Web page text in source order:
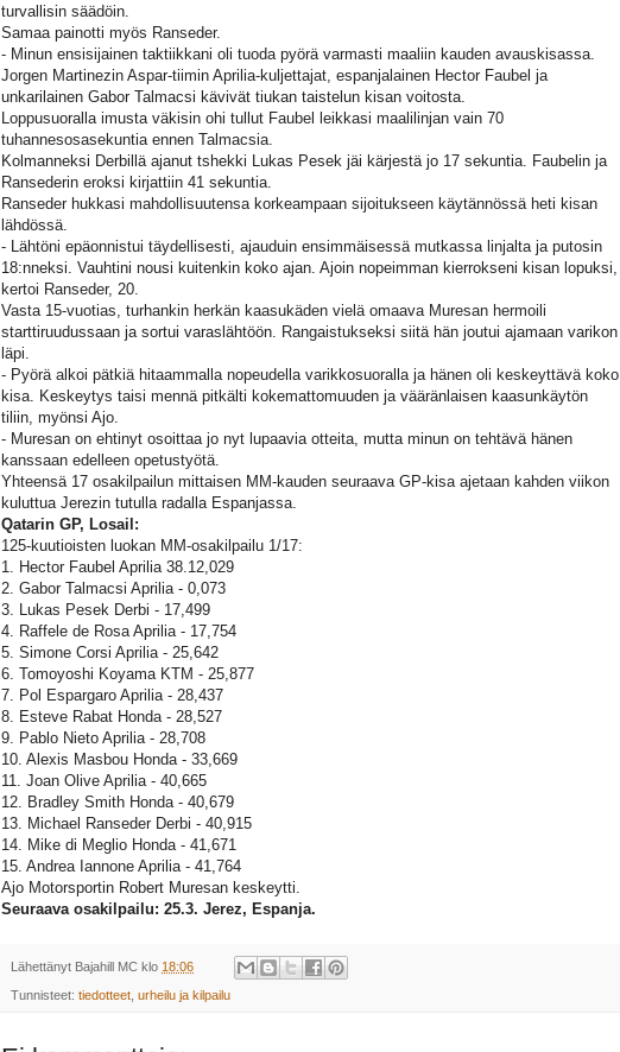
turvallisin säädöin.
Samaa painotti myös Ranseder.
- Minun ensisijainen taktiikkani oli tuoda pyörä varmasti maaliin kauden avauskisassa.
Jorgen Martinezin Aspar-tiimin Aprilia-kuljettajat, espanjalainen Hector Faubel ja
unkarilainen Gabor Talmacsi kävivät tiukan taistelun kisan voitosta.
Loppusuoralla imusta väkisin ohi tullut Faubel leikkasi maalilinjan vain 70
tuhannesosasekuntia ennen Talmacsia.
Kolmanneksi Derbillä ajanut tshekki Lukas Pesek jäi kärjestä jo 17 sekuntia. Faubelin ja
Ransederin eroksi kirjattiin 41 sekuntia.
Ranseder hukkasi mahdollisuutensa korkeampaan sijoitukseen käytännössä heti kisan
lähdössä.
- Lähtöni epäonnistui täydellisesti, ajauduin ensimmäisessä mutkassa linjalta ja putosin
18:nneksi. Vauhtini nousi kuitenkin koko ajan. Ajoin nopeimman kierrokseni kisan lopuksi,
kertoi Ranseder, 20.
Vasta 15-vuotias, turhankin herkän kaasukäden vielä omaava Muresan hermoili
starttiruudussaan ja sortui varaslähtöön. Rangaistukseksi siitä hän joutui ajamaan varikon
läpi.
- Pyörä alkoi pätkiä hitaammalla nopeudella varikkosuoralla ja hänen oli keskeyttävä koko
kisa. Keskeytys taisi mennä pitkälti kokemattomuuden ja vääränlaisen kaasunkäytön
tiliin, myönsi Ajo.
- Muresan on ehtinyt osoittaa jo nyt lupaavia otteita, mutta minun on tehtävä hänen
kanssaan edelleen opetustyötä.
Yhteensä 17 osakilpailun mittaisen MM-kauden seuraava GP-kisa ajetaan kahden viikon
kuluttua Jerezin tutulla radalla Espanjassa.
Qatarin GP, Losail:
125-kuutioisten luokan MM-osakilpailu 1/17:
1. Hector Faubel Aprilia 38.12,029
2. Gabor Talmacsi Aprilia - 0,073
3. Lukas Pesek Derbi - 17,499
4. Raffele de Rosa Aprilia - 17,754
5. Simone Corsi Aprilia - 25,642
6. Tomoyoshi Koyama KTM - 25,877
7. Pol Espargaro Aprilia - 28,437
8. Esteve Rabat Honda - 28,527
9. Pablo Nieto Aprilia - 28,708
10. Alexis Masbou Honda - 33,669
11. Joan Olive Aprilia - 40,665
12. Bradley Smith Honda - 40,679
13. Michael Ranseder Derbi - 40,915
14. Mike di Meglio Honda - 41,671
15. Andrea Iannone Aprilia - 41,764
Ajo Motorsportin Robert Muresan keskeytti.
Seuraava osakilpailu: 25.3. Jerez, Espanja.
Lähettänyt Bajahill MC klo 18:06
Tunnisteet: tiedotteet urheilu ja kilpailu